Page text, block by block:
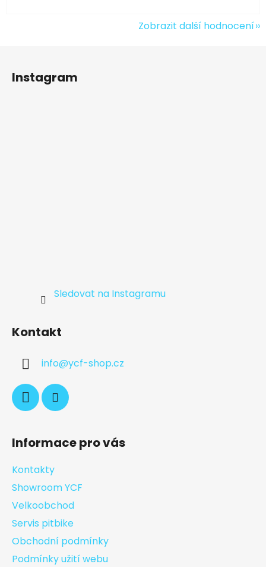
Zobrazit další hodnocení
Instagram
Sledovat na Instagramu
Kontakt
info@ycf-shop.cz
Informace pro vás
Kontakty
Showroom YCF
Velkoobchod
Servis pitbike
Obchodní podmínky
Podmínky užití webu